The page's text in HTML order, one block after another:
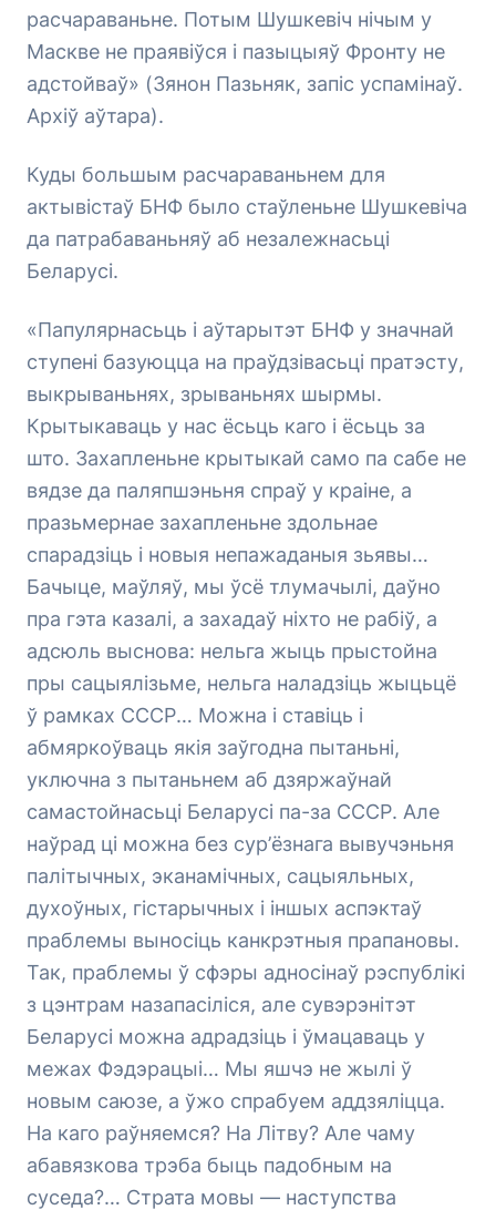
расчараваньне. Потым Шушкевіч нічым у
Маскве не праявіўся і пазыцыяў Фронту не
адстойваў» (Зянон Пазьняк, запіс успамінаў.
Архіў аўтара).
Куды большым расчараваньнем для
актывістаў БНФ было стаўленьне Шушкевіча
да патрабаваньняў аб незалежнасьці
Беларусі.
«Папулярнасьць і аўтарытэт БНФ у значнай
ступені базуюцца на праўдзівасьці пратэсту,
выкрываньнях, зрываньнях шырмы.
Крытыкаваць у нас ёсьць каго і ёсьць за
што. Захапленьне крытыкай само па сабе не
вядзе да паляпшэньня спраў у краіне, а
празьмернае захапленьне здольнае
спарадзіць і новыя непажаданыя зьявы…
Бачыце, маўляў, мы ўсё тлумачылі, даўно
пра гэта казалі, а захадаў ніхто не рабіў, а
адсюль выснова: нельга жыць прыстойна
пры сацыялізьме, нельга наладзіць жыцьцё
ў рамках СССР… Можна і ставіць і
абмяркоўваць якія заўгодна пытаньні,
уключна з пытаньнем аб дзяржаўнай
самастойнасьці Беларусі па-за СССР. Але
наўрад ці можна без сур’ёзнага вывучэньня
палітычных, эканамічных, сацыяльных,
духоўных, гістарычных і іншых аспэктаў
праблемы выносіць канкрэтныя прапановы.
Так, праблемы ў сфэры адносінаў рэспублікі
з цэнтрам назапасіліся, але сувэрэнітэт
Беларусі можна адрадзіць і ўмацаваць у
межах Фэдэрацыі… Мы яшчэ не жылі ў
новым саюзе, а ўжо спрабуем аддзяліцца.
На каго раўняемся? На Літву? Але чаму
абавязкова трэба быць падобным на
суседа?… Страта мовы — наступства